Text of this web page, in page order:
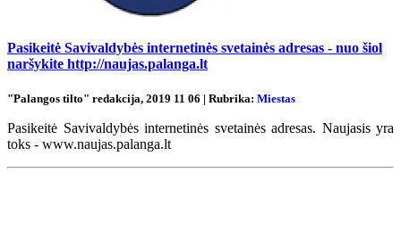
Pasikeitė Savivaldybės internetinės svetainės adresas - nuo šiol
naršykite http://naujas.palanga.lt
"Palangos tilto" redakcija, 2019 11 06 | Rubrika: Miestas
Pasikeitė Savivaldybės internetinės svetainės adresas. Naujasis yra
toks - www.naujas.palanga.lt